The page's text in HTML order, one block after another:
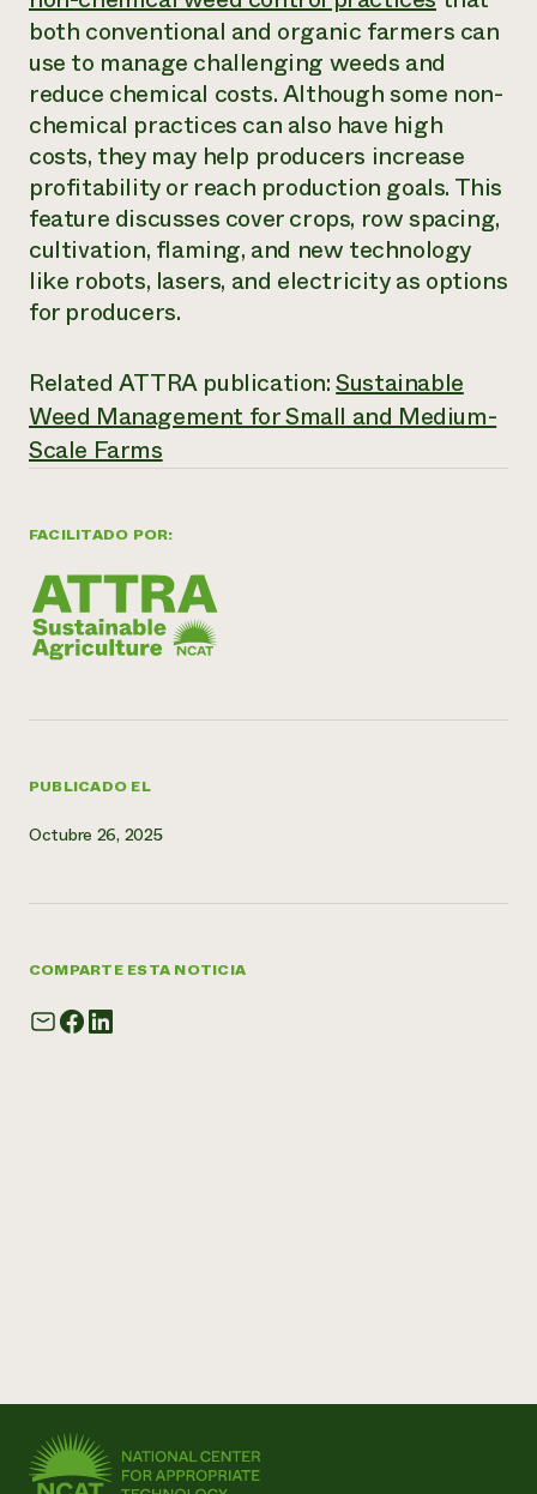
Informes anuales y financieros
Historias de impacto
Informe de
impacto 2024
LEER EL INFORME
Latinos en la agricultura
Sistemas alimentarios locales
Agricultura urbana
Las mujeres en la agricultura
Evento anual de reciclaje de productos electrónicos
Programa de descuentos de NorthWestern Energy
Servicios energéticos comerciales
Centro de intercambio de información AgriSolar
Blog
Podcasts
Publicaciones
Cursos cortos
Vídeos
Oportunidades de financiación
Noticias
Internship Hub
Buscar prácticas
Contratar a un becario
directa de
Asociaciones empresariales
Donar
Donaciones planificadas
Boletín
Consultas de los medios de comunicación
Todos
contribuyen a la
comunidad.
DONAR AHORA
FACILITADO POR:
PUBLICADO EL
Octubre 26, 2025
COMPARTE ESTA NOTICIA
both conventional and organic farmers can
use to manage challenging weeds and
reduce chemical costs. Although some non-
chemical practices can also have high
costs, they may help producers increase
profitability or reach production goals. This
feature discusses cover crops, row spacing,
cultivation, flaming, and new technology
like robots, lasers, and electricity as options
for producers.
Related ATTRA publication:Sustainable
Weed Management for Small and Medium-
Scale Farms